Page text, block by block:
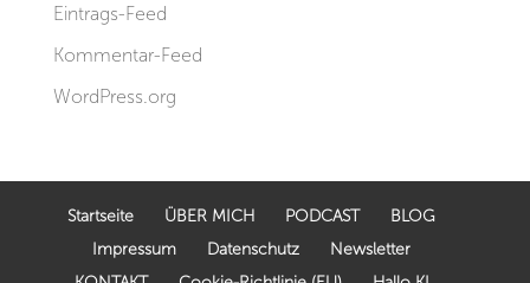
Eintrags-Feed
Kommentar-Feed
WordPress.org
Startseite ÜBER MICH PODCAST
BLOG
Impressum
Datenschutz
Newsletter